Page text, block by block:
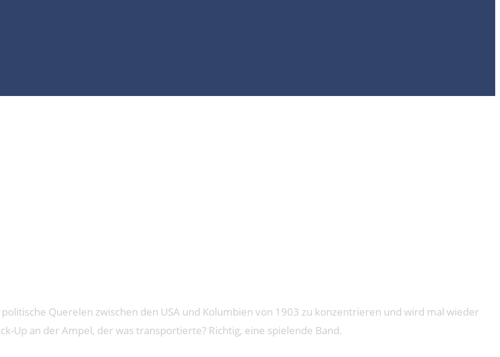
Querelen zwischen den USA und Kolumbien von 1903 zu konzentrieren und wird mal wieder
Up an der Ampel, der was transportierte? Richtig, eine spielende Band.